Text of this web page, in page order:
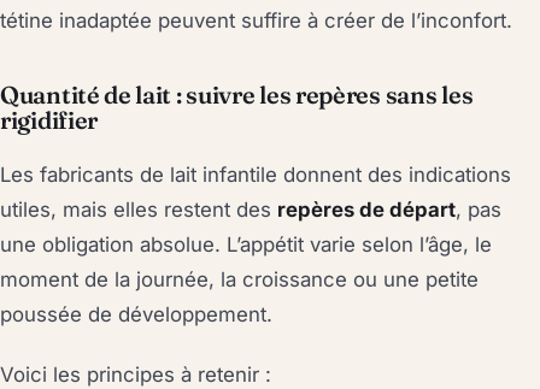
tétine inadaptée peuvent suffire à créer de l’inconfort.
Quantité de lait : suivre les repères sans les
rigidifier
Les fabricants de lait infantile donnent des indications
utiles, mais elles restent des repères de départ, pas
une obligation absolue. L’appétit varie selon l’âge, le
moment de la journée, la croissance ou une petite
poussée de développement.
Voici les principes à retenir :